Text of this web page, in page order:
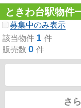
ときわ台駅物件
募集中のみ表示
該当物件 1 件
販売数 0 件
さ